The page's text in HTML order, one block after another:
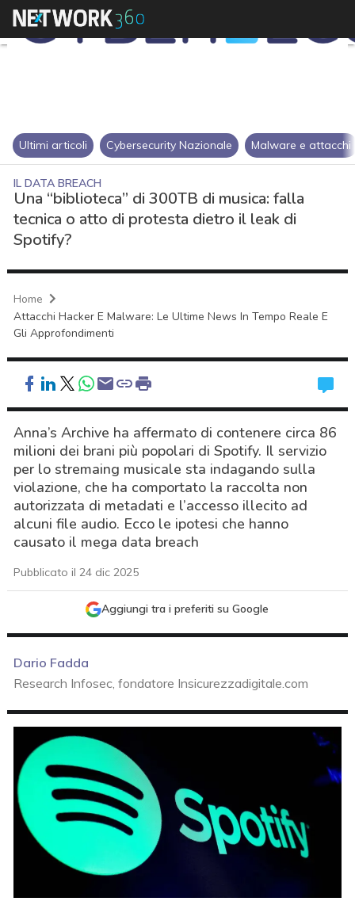
Ultimi articoli Cybersecurity Nazionale Malware e attacchi
IL DATA BREACH
Una “biblioteca” di 300TB di musica: falla
tecnica o atto di protesta dietro il leak di
Spotify?
Home
Attacchi Hacker E Malware: Le Ultime News In Tempo Reale E
Gli Approfondimenti
Anna’s Archive ha affermato di contenere circa 86
milioni dei brani più popolari di Spotify. Il servizio
per lo stremaing musicale sta indagando sulla
violazione, che ha comportato la raccolta non
autorizzata di metadati e l’accesso illecito ad
alcuni file audio. Ecco le ipotesi che hanno
causato il mega data breach
Pubblicato il 24 dic 2025
Aggiungi tra i preferiti su Google
Dario Fadda
Research Infosec, fondatore Insicurezzadigitale.com